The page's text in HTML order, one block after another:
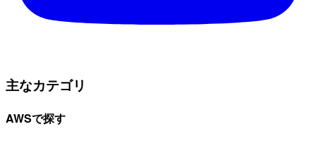
主なカテゴリ
AWSで探す